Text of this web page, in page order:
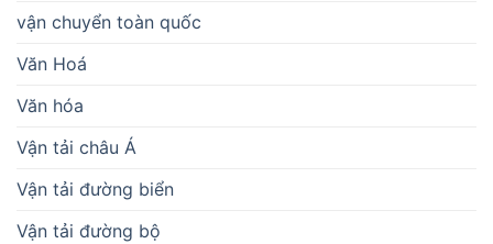
vận chuyển toàn quốc
Văn Hoá
Văn hóa
Vận tải châu Á
Vận tải đường biển
Vận tải đường bộ